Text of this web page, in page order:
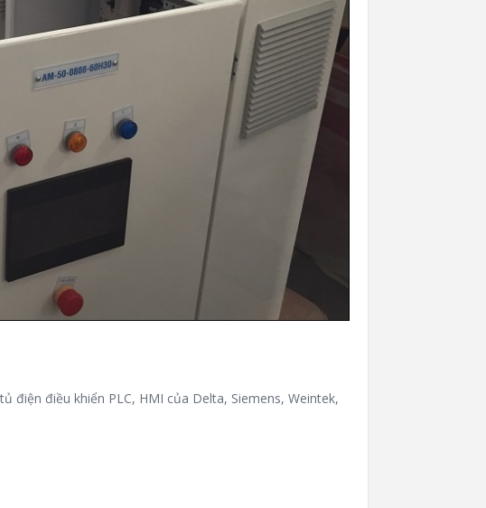
điện điều khiển PLC, HMI của Delta, Siemens, Weintek,